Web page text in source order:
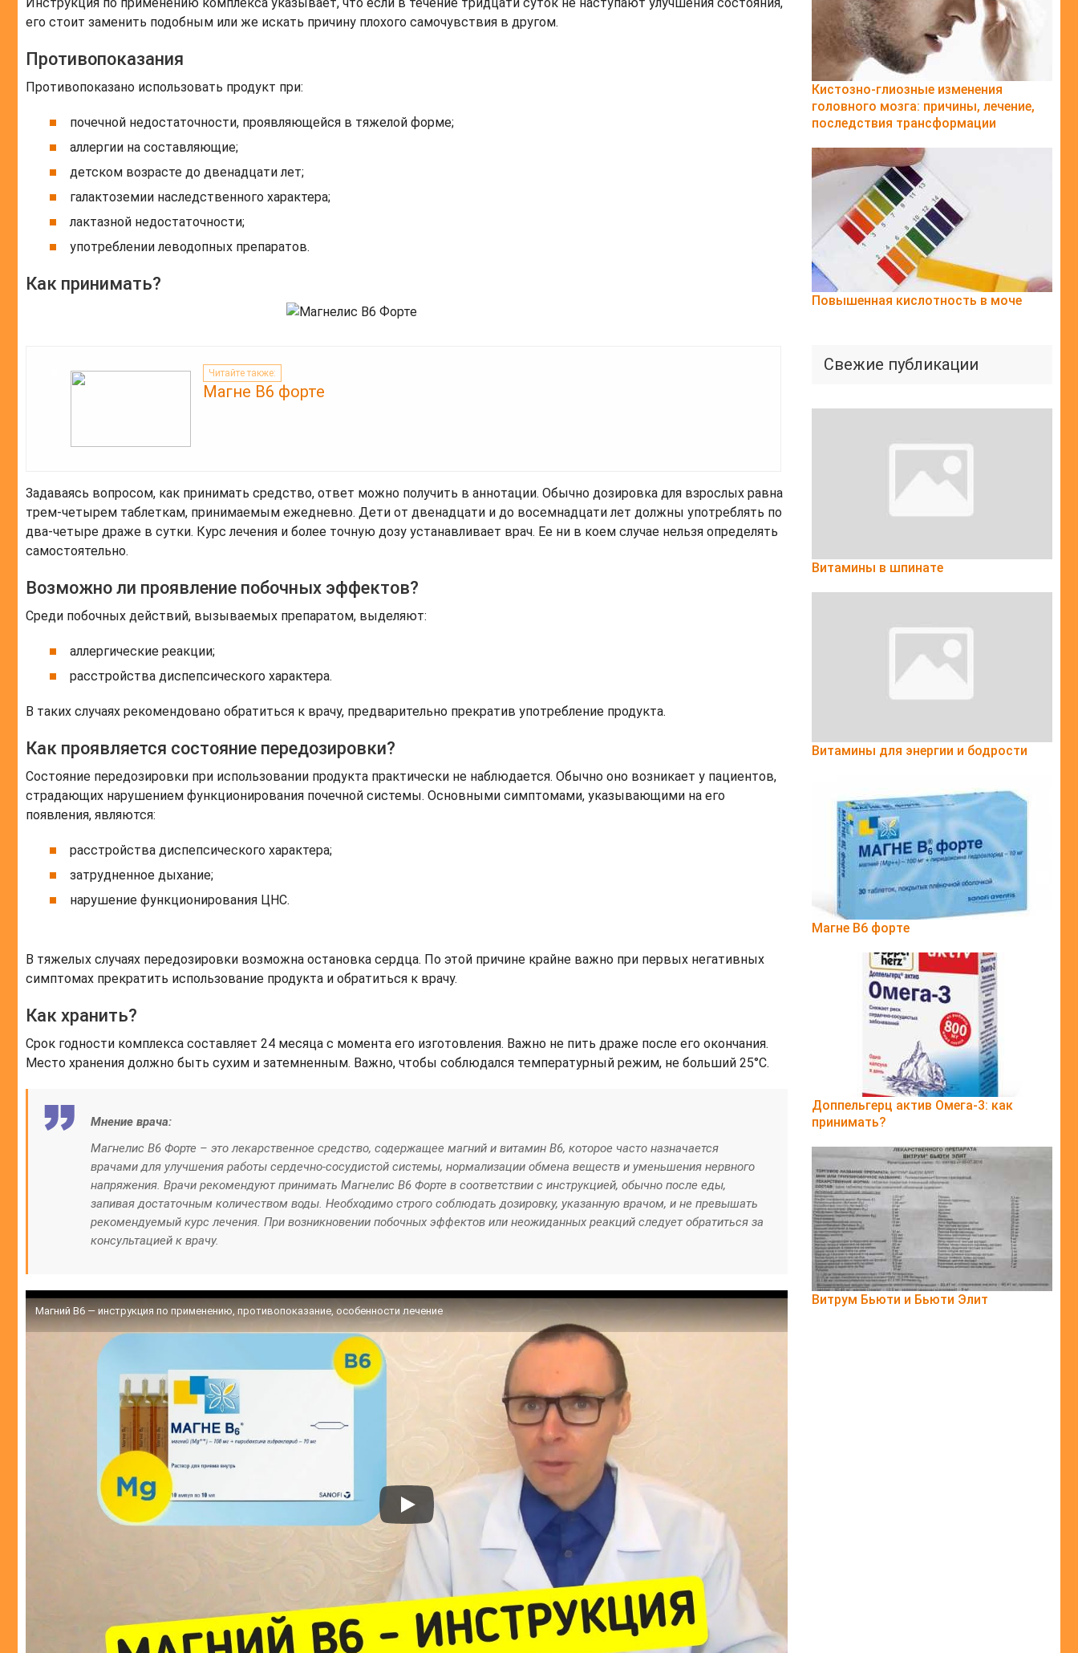
его стоит заменить подобным или же искать причину плохого самочувствия в другом.
Противопоказания
Противопоказано использовать продукт при:
почечной недостаточности, проявляющейся в тяжелой форме;
аллергии на составляющие;
детском возрасте до двенадцати лет;
галактоземии наследственного характера;
лактазной недостаточности;
употреблении леводопных препаратов.
Как принимать?
Читайте также:
Магне B6 форте
Задаваясь вопросом, как принимать средство, ответ можно получить в аннотации. Обычно дозировка для взрослых равна
трем-четырем таблеткам, принимаемым ежедневно. Дети от двенадцати и до восемнадцати лет должны употреблять по
два-четыре драже в сутки. Курс лечения и более точную дозу устанавливает врач. Ее ни в коем случае нельзя определять
самостоятельно.
Возможно ли проявление побочных эффектов?
Среди побочных действий, вызываемых препаратом, выделяют:
аллергические реакции;
расстройства диспепсического характера.
В таких случаях рекомендовано обратиться к врачу, предварительно прекратив употребление продукта.
Как проявляется состояние передозировки?
Состояние передозировки при использовании продукта практически не наблюдается. Обычно оно возникает у пациентов,
страдающих нарушением функционирования почечной системы. Основными симптомами, указывающими на его
появления, являются:
расстройства диспепсического характера;
затрудненное дыхание;
нарушение функционирования ЦНС.
В тяжелых случаях передозировки возможна остановка сердца. По этой причине крайне важно при первых негативных
симптомах прекратить использование продукта и обратиться к врачу.
Как хранить?
Срок годности комплекса составляет 24 месяца с момента его изготовления. Важно не пить драже после его окончания.
Место хранения должно быть сухим и затемненным. Важно, чтобы соблюдался температурный режим, не больший 25°С.
Мнение врача:
Магнелис B6 Форте – это лекарственное средство, содержащее магний и витамин В6, которое часто назначается
врачами для улучшения работы сердечно-сосудистой системы, нормализации обмена веществ и уменьшения нервного
напряжения. Врачи рекомендуют принимать Магнелис B6 Форте в соответствии с инструкцией, обычно после еды,
запивая достаточным количеством воды. Необходимо строго соблюдать дозировку, указанную врачом, и не превышать
рекомендуемый курс лечения. При возникновении побочных эффектов или неожиданных реакций следует обратиться за
консультацией к врачу.
Магний В6 — инструкция по применению, противопоказание, особенности лечение
Кистозно-глиозные изменения
головного мозга: причины, лечение,
последствия трансформации
Повышенная кислотность в моче
Свежие публикации
Витамины в шпинате
Витамины для энергии и бодрости
Магне B6 форте
Доппельгерц актив Омега-3: как
принимать?
Витрум Бьюти и Бьюти Элит